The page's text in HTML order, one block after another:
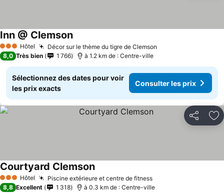
3 ÉtoilesHôtel Décor sur le thème du tigre de Clemson
Inn @ Clemson
8,0 Très bien 1 766 à 1.2 km de : Centre-ville
Sélectionnez des dates pour voir
les prix exacts
Consulter les prix
Partager
3 ÉtoilesHôtel Piscine extérieure et centre de fitness
Courtyard Clemson
8,8 Excellent 1 318 à 0.3 km de : Centre-ville